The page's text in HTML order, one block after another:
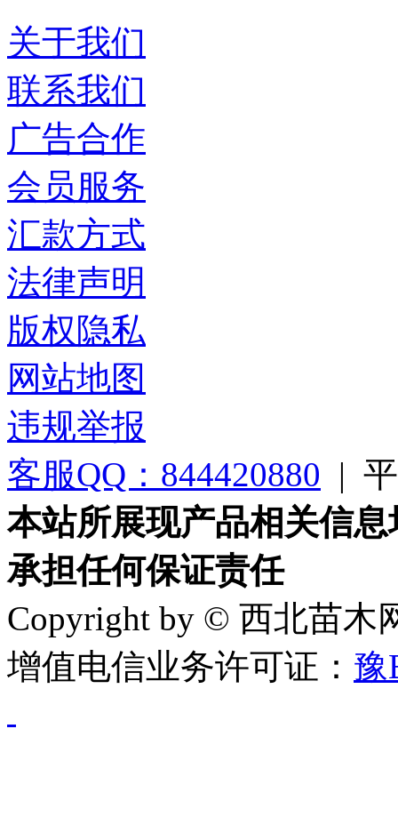
关于我们
联系我们
广告合作
会员服务
汇款方式
法律声明
版权隐私
网站地图
违规举报
客服QQ：844420880 |
本站所展现产品相关信
承担任何保证责任
Copyright by © 西北苗木
增值电信业务许可证： 豫